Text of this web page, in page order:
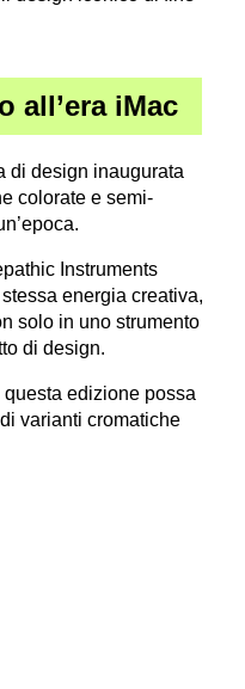
all’era iMac
di design inaugurata
colorate e semi-
Instruments
energia creativa,
solo in uno strumento
di design.
edizione possa
varianti cromatiche